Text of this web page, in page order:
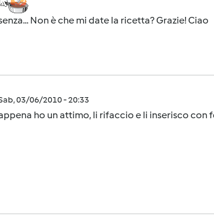
Non è che mi date la ricetta? Grazie! Ciao
03/06/2010 - 20:33
ho un attimo, li rifaccio e li inserisco con